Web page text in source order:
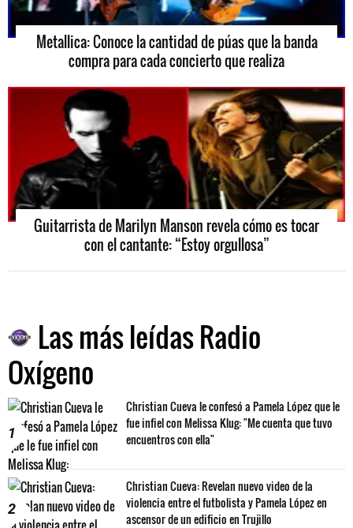
Metallica: Conoce la cantidad de púas que la banda
compra para cada concierto que realiza
Guitarrista de Marilyn Manson revela cómo es tocar
con el cantante: “Estoy orgullosa”
Las más leídas Radio
Oxígeno
1
Christian Cueva le confesó a Pamela López que le
fue infiel con Melissa Klug: "Me cuenta que tuvo
encuentros con ella"
2
Christian Cueva: Revelan nuevo video de la
violencia entre el futbolista y Pamela López en
ascensor de un edificio en Trujillo